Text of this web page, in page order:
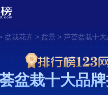
盆栽花卉> 盆景 >
盆栽十大品